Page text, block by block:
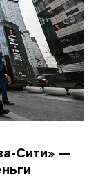
Сити» —